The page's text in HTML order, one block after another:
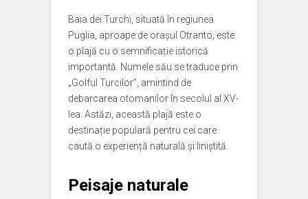
Baia dei Turchi, situată în regiunea
Puglia, aproape de orașul Otranto, este
o plajă cu o semnificație istorică
importantă. Numele său se traduce prin
„Golful Turcilor”, amintind de
debarcarea otomanilor în secolul al XV-
lea. Astăzi, această plajă este o
destinație populară pentru cei care
caută o experiență naturală și liniștită.
Peisaje naturale